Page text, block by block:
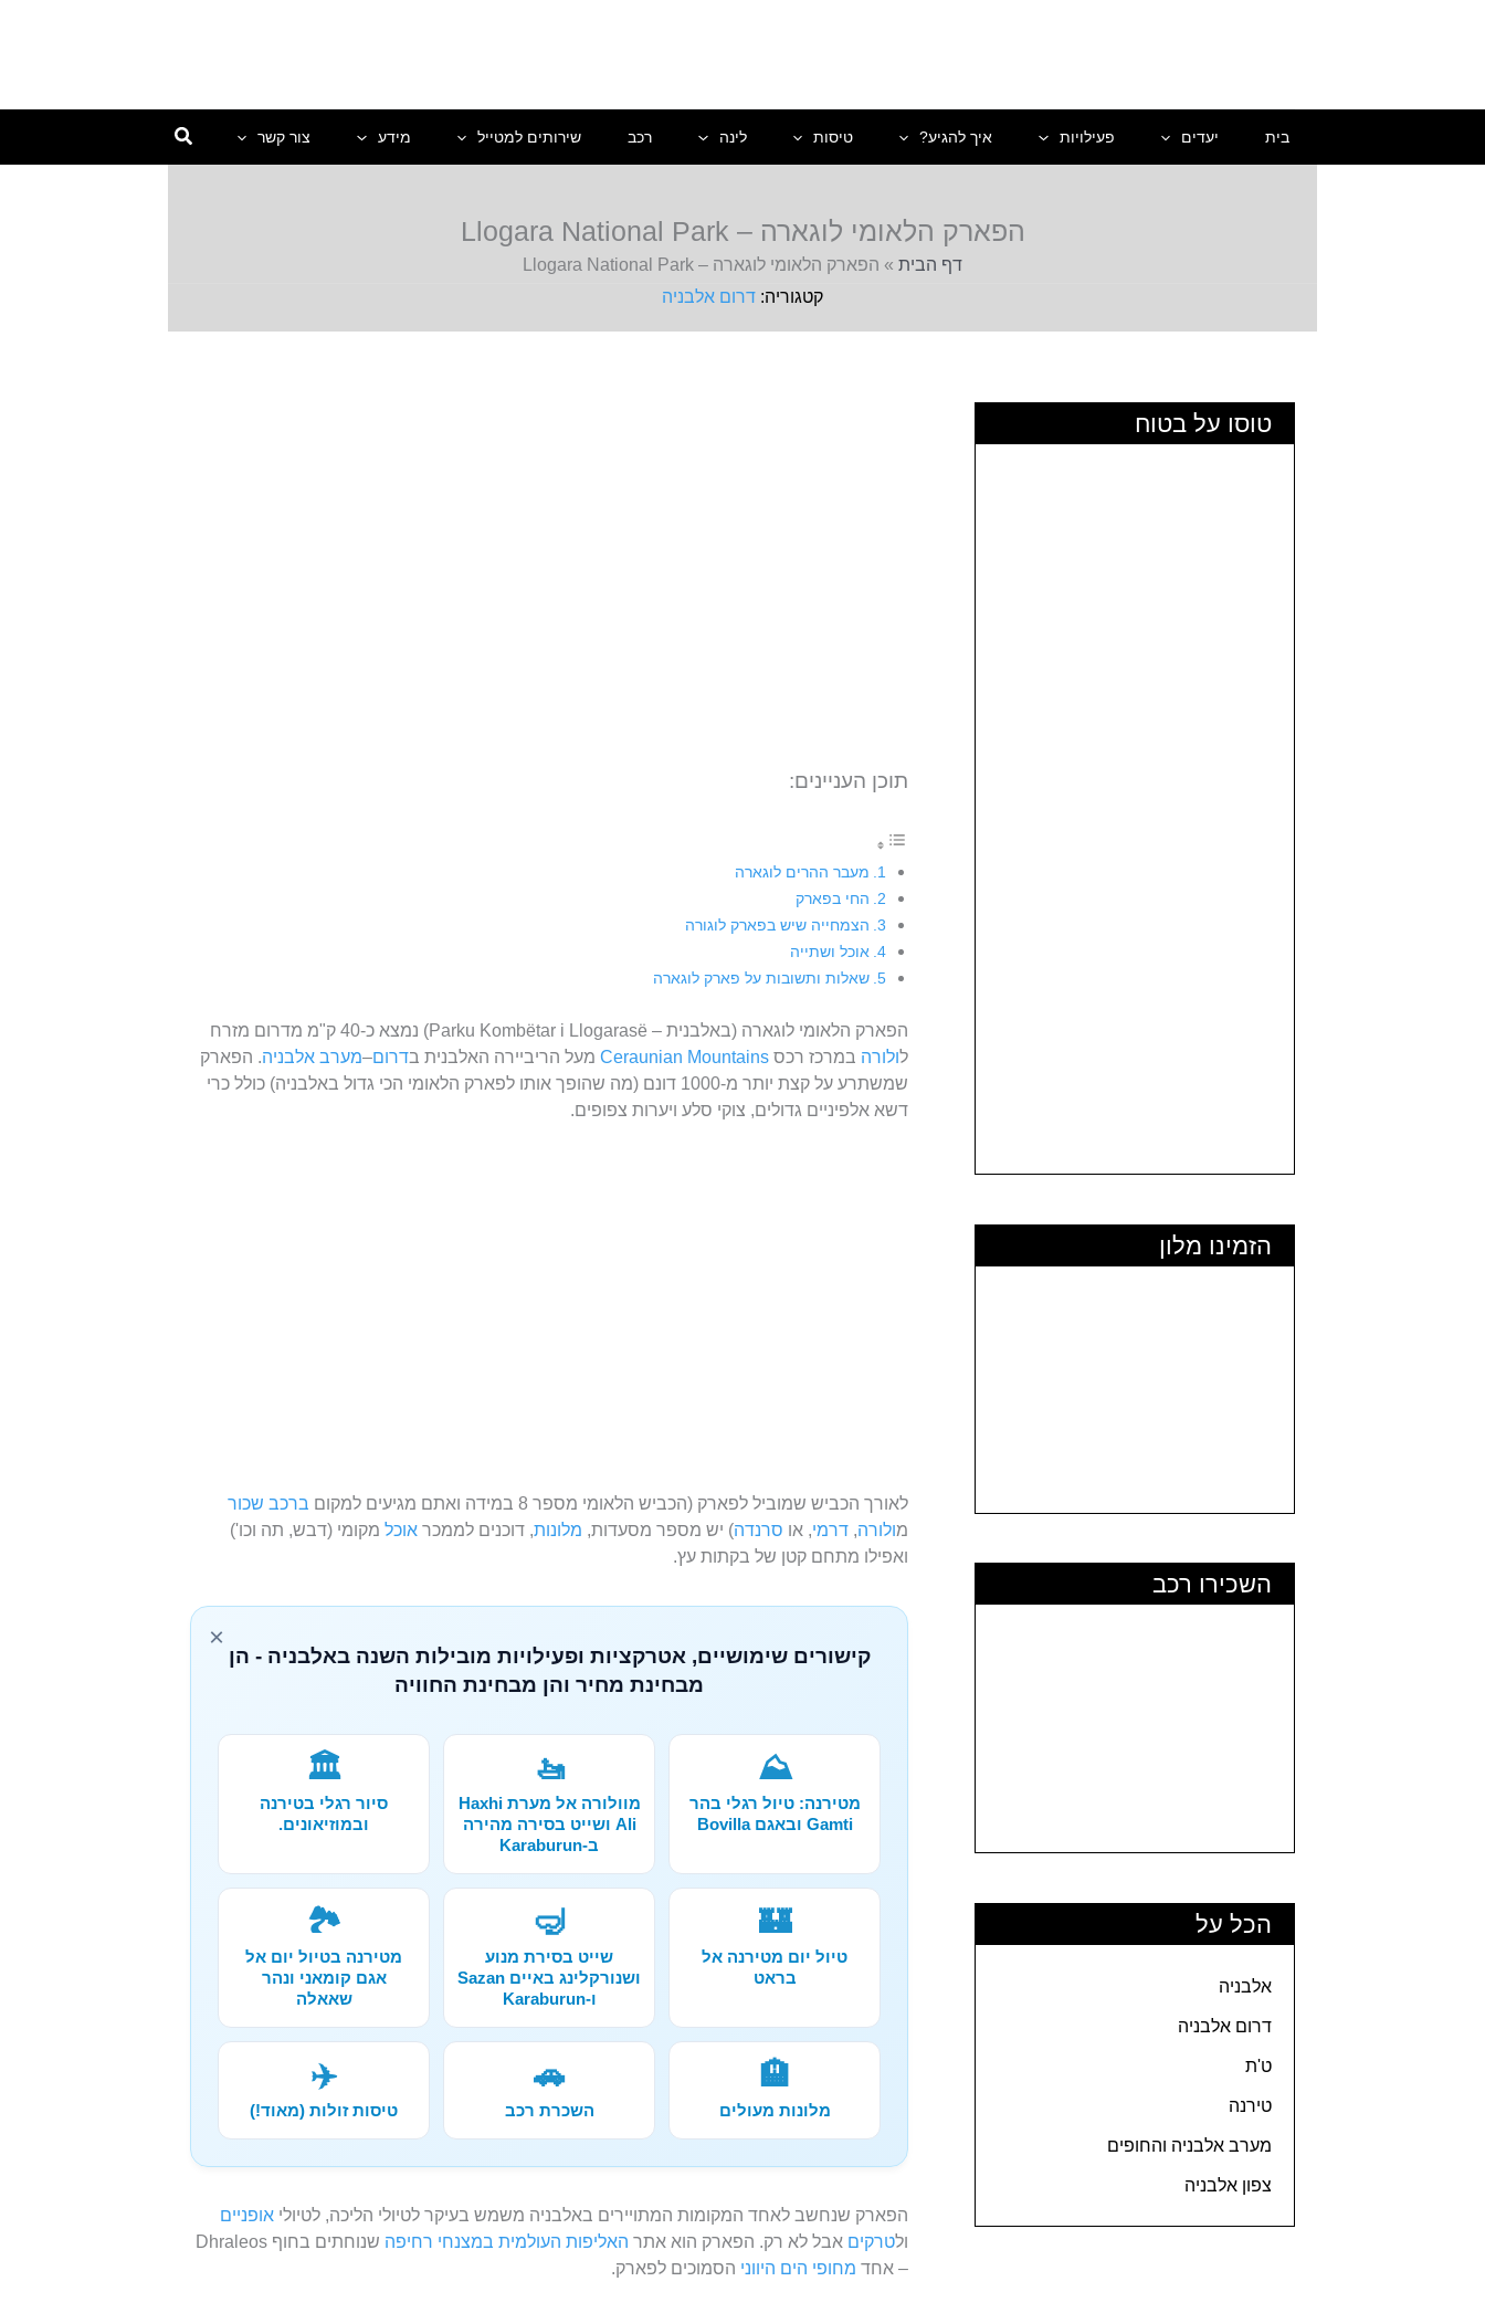
בית יעדים פעילויות איך להגיע? טיסות לינה רכב שירותים למטייל מידע צור קשר
הפארק הלאומי לוגארה – Llogara National Park
דף הבית » הפארק הלאומי לוגארה – Llogara National Park
דרום אלבניה
טוסו על בטוח
הזמינו מלון
השכירו רכב
הכל על
אלבניה
דרום אלבניה
ט'ת
טירנה
מערב אלבניה והחופים
צפון אלבניה
תוכן העניינים:
מעבר ההרים לוגארה
החי בפארק
הצמחייה שיש בפארק לוגורה
אוכל ושתייה
שאלות ותשובות על פארק לוגארה
הפארק הלאומי לוגארה (באלבנית – Parku Kombëtar i Llogarasë) נמצא כ-40 ק"מ מדרום מזרח
לולורה במרכז רכס Ceraunian Mountains מעל הריביירה האלבנית בדרום–מערב אלבניה. הפארק
שמשתרע על קצת יותר מ-1000 דונם (מה שהופך אותו לפארק הלאומי הכי גדול באלבניה) כולל כרי
דשא אלפיניים גדולים, צוקי סלע ויערות צפופים.
לאורך הכביש שמוביל לפארק (הכביש הלאומי מספר 8 במידה ואתם מגיעים למקום
ברכב שכור
מולורה, דרמי, או סרנדה) יש מספר מסעדות, מלונות, דוכנים לממכר אוכל מקומי (דבש, תה וכו')
ואפילו מתחם קטן של בקתות עץ.
×
קישורים שימושיים, אטרקציות ופעילויות מובילות השנה באלבניה - הן
מבחינת מחיר והן מבחינת החוויה
⛰️
מטירנה: טיול רגלי בהר
Gamti ובאגם Bovilla
🚤
מוולורה אל מערת Haxhi
Ali ושייט בסירה מהירה
ב-Karaburun
🏛️
סיור רגלי בטירנה
ובמוזיאונים.
🏰
טיול יום מטירנה אל
בראט
🤿
שייט בסירת מנוע
ושנורקלינג באיים Sazan
ו-Karaburun
🏞️
מטירנה בטיול יום אל
אגם קומאני ונהר
שאאלה
🏨
מלונות מעולים
🚗
השכרת רכב
✈️
טיסות זולות (מאוד!)
הפארק שנחשב לאחד המקומות המתויירים באלבניה משמש בעיקר לטיולי הליכה, לטיולי אופניים
ולטרקים אבל לא רק. הפארק הוא אתר האליפות העולמית במצנחי רחיפה
שנוחתים בחוף Dhraleos
– אחד מחופי הים היווני הסמוכים לפארק.